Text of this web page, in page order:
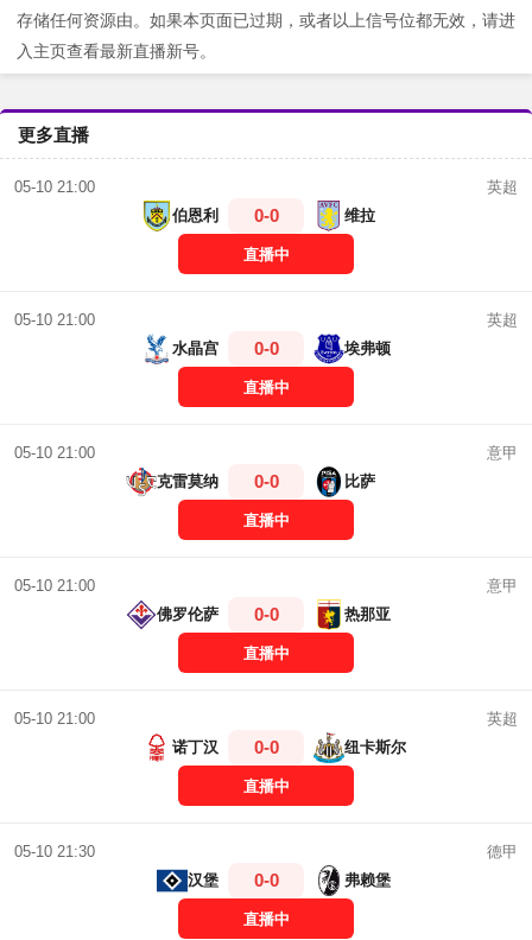
存储任何资源由。如果本页面已过期，或者以上信号位都无效，请进
入主页查看最新直播新号。
更多直播
05-10 21:00
英超
伯恩利
0-0 维拉
直播中
05-10 21:00
英超
水晶宫
0-0 埃弗顿
直播中
05-10 21:00
意甲
克雷莫纳
0-0 比萨
直播中
05-10 21:00
意甲
佛罗伦萨
0-0 热那亚
直播中
05-10 21:00
英超
诺丁汉
0-0 纽卡斯尔
直播中
05-10 21:30
德甲
汉堡
0-0 弗赖堡
直播中